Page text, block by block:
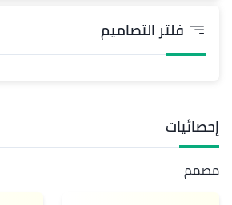
فلتر التصاميم
إحصائيات
مصمم